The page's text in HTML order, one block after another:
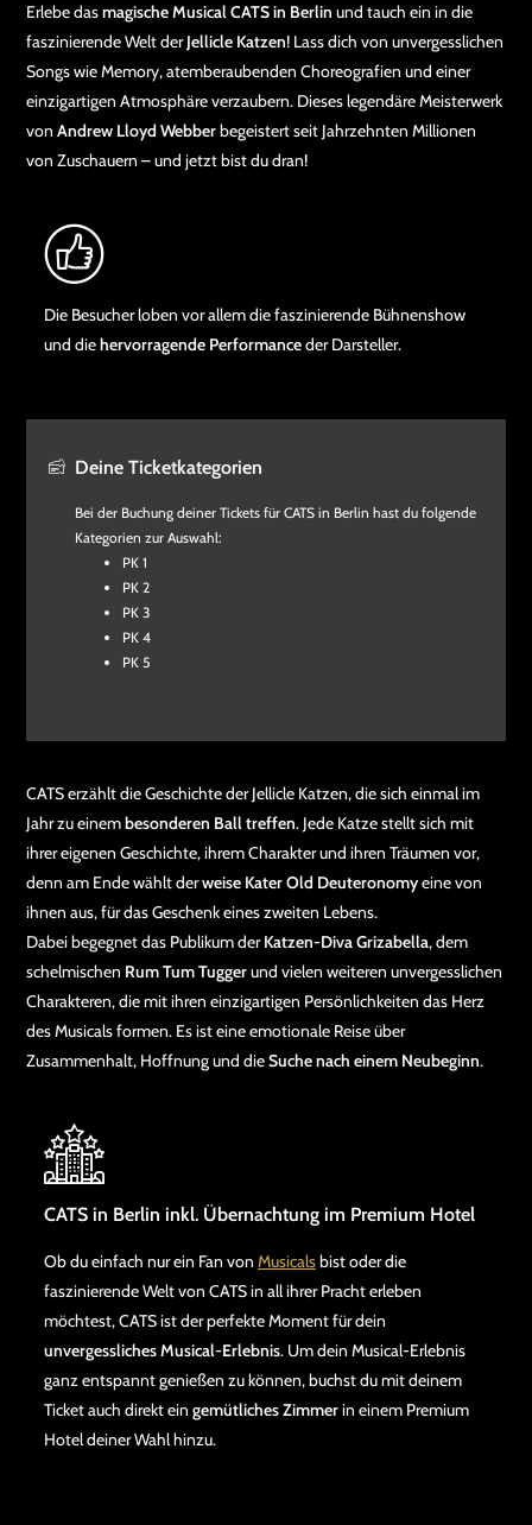
Erlebe dasmagische Musical CATS in Berlin und tauch ein in die
faszinierende Welt derJellicle Katzen! Lass dich von unvergesslichen
Songs wie Memory, atemberaubenden Choreografien und einer
einzigartigen Atmosphäre verzaubern. Dieses legendäre Meisterwerk
von Andrew Lloyd Webberbegeistert seit Jahrzehnten Millionen
von Zuschauern – und jetzt bist du dran!
Die Besucher loben vor allem die faszinierende Bühnenshow
und diehervorragende Performanceder Darsteller.
Deine Ticketkategorien
Bei der Buchung deiner Tickets für CATS in Berlin hast du folgende
Kategorien zur Auswahl:
PK 1
PK 2
PK 3
PK 4
PK 5
CATS erzählt die Geschichte der Jellicle Katzen, die sich einmal im
Jahr zu einembesonderen Ball treffen. Jede Katze stellt sich mit
ihrer eigenen Geschichte, ihrem Charakter und ihren Träumen vor,
denn am Ende wählt derweise Kater Old Deuteronomyeine von
ihnen aus, für das Geschenk eines zweiten Lebens.
Dabei begegnet das Publikum derKatzen-Diva Grizabella, dem
schelmischen Rum Tum Tuggerund vielen weiteren unvergesslichen
Charakteren, die mit ihren einzigartigen Persönlichkeiten das Herz
des Musicals formen. Es ist eine emotionale Reise über
Zusammenhalt, Hoffnung und dieSuche nach einem Neubeginn.
CATS in Berlin inkl. Übernachtung im Premium Hotel
Ob du einfach nur ein Fan von Musicalsbist oder die
faszinierende Welt von CATS in all ihrer Pracht erleben
möchtest, CATS ist der perfekte Moment für dein
unvergessliches Musical-Erlebnis. Um dein Musical-Erlebnis
ganz entspannt genießen zu können, buchst du mit deinem
Ticket auch direkt ein gemütliches Zimmerin einem Premium
Hotel deiner Wahl hinzu.